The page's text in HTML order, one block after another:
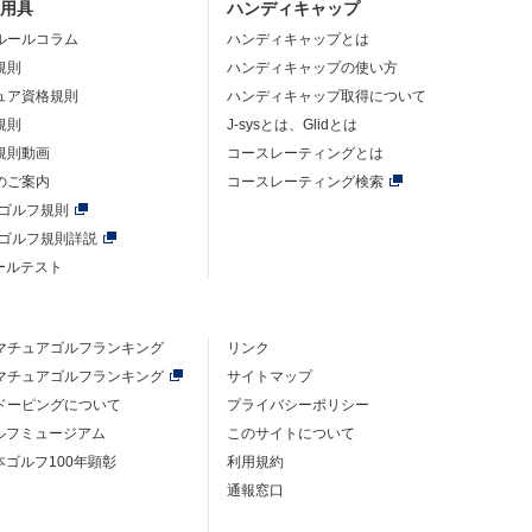
具
ールコラム
則
ア資格規則
則
則動画
ご案内
ルフ規則
ルフ規則詳説
ルテスト
ハンディキャップ
ハンディキャップとは
ハンディキャップの使い方
ハンディキャップ取得について
J-sysとは、Glidとは
コースレーティングとは
コースレーティング検索
チュアゴルフランキング
チュアゴルフランキング
ーピングについて
フミュージアム
ゴルフ100年顕彰
リンク
サイトマップ
プライバシーポリシー
このサイトについて
利用規約
通報窓口